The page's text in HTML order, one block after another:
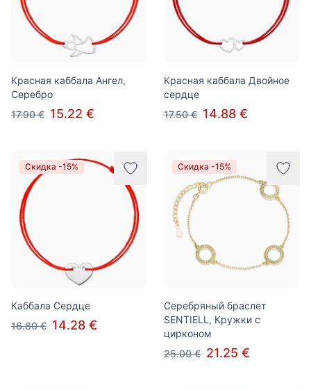
Красная каббала Ангел,
Серебро
17.90 € 15.22 €
Красная каббала Двойное
сердце
17.50 € 14.88 €
Скидка -15%
Каббала Сердце
16.80 € 14.28 €
Скидка -15%
Серебряный браслет
SENTIELL, Кружки с
цирконом
25.00 € 21.25 €